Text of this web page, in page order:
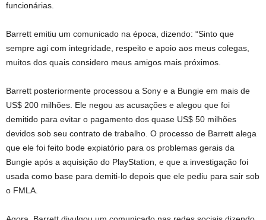
funcionárias.
Barrett emitiu um comunicado na época, dizendo: “Sinto que
sempre agi com integridade, respeito e apoio aos meus colegas,
muitos dos quais considero meus amigos mais próximos.
Barrett posteriormente processou a Sony e a Bungie em mais de
US$ 200 milhões. Ele negou as acusações e alegou que foi
demitido para evitar o pagamento dos quase US$ 50 milhões
devidos sob seu contrato de trabalho. O processo de Barrett alega
que ele foi feito bode expiatório para os problemas gerais da
Bungie após a aquisição do PlayStation, e que a investigação foi
usada como base para demiti-lo depois que ele pediu para sair sob
o FMLA.